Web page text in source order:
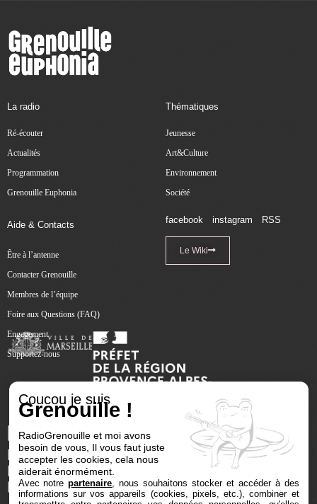
La radio
Ré-écouter
Actualités
Programmation
Grenouille Euphonia
Thématiques
Jeunesse
Art&Culture
Environnement
Société
Aide & Contacts
Être à l’antenne
Contacter Grenouille
Membres de l’équipe
Foire aux Questions (FAQ)
Engagement
Supportez-nous
facebook instagram RSS
Le Wiki
Coucou je suis
Grenouille !
RadioGrenouille et moi avons
besoin de vous, Il vous faut juste
accepter les cookies, cela nous
aiderait énormément.
Avec notrepartenaire , nous souhaitons stocker et accéder à des
informations sur vos appareils (cookies, pixels, etc.), combiner et